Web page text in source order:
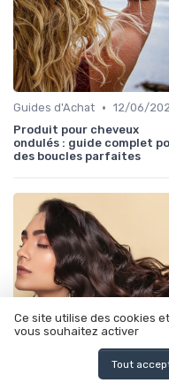
Guides d'Achat • 12/06/
Produit pour cheveux
ondulés : guide complet
des boucles parfaites
Comparaisons et Revues de Produits • 12/06/
Ce site utilise des cookies
vous souhaitez activer
Tout